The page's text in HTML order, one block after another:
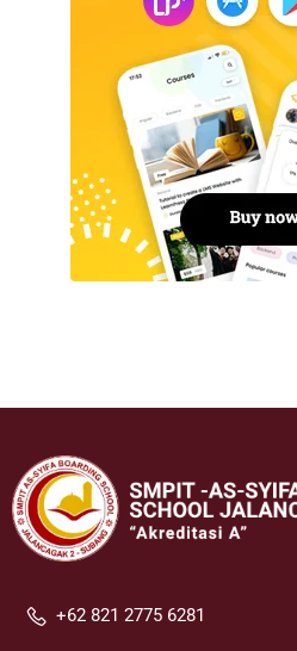
+62 821 2775 6281